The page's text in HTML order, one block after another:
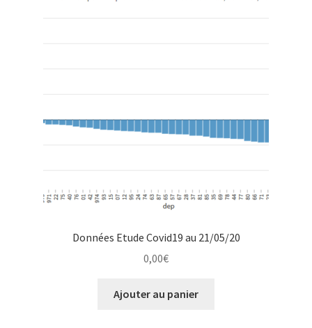
Données Etude Covid19 au 21/05/20
0,00€
Ajouter au panier